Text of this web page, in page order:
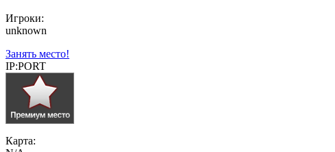
Игроки:
unknown
Занять место!
IP:PORT
Карта: